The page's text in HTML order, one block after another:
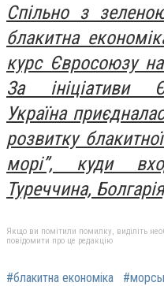
Спільно з
блакитна
курс Євросоюзу на
За ініціативи
Україна
розвитку
морі”, куди
Туреччина,
Якщо ви помітили помилку, виділіть
повідомити про це редакцію
#блакитна економіка